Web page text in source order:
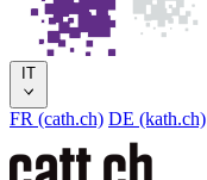
IT
FR (cath.ch) DE (kath.ch)